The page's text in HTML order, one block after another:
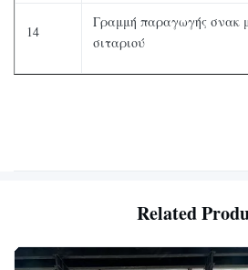
14
Γραμμή παραγωγής σνακ
σιταριού
Related